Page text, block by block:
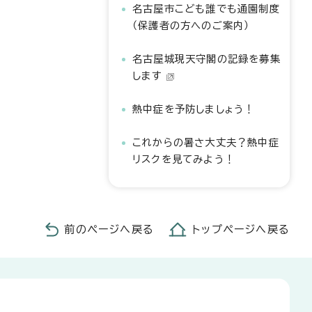
名古屋市こども誰でも通園制度
（保護者の方へのご案内）
名古屋城現天守閣の記録を募集
します
熱中症を予防しましょう！
これからの暑さ大丈夫？熱中症
リスクを見てみよう！
前のページへ戻る トップページへ戻る